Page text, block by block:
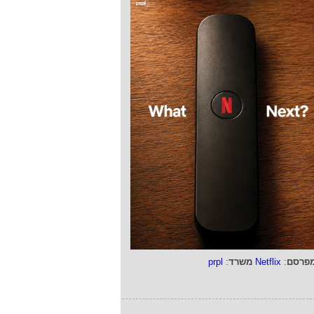
:
Netflix משרד:
prpl